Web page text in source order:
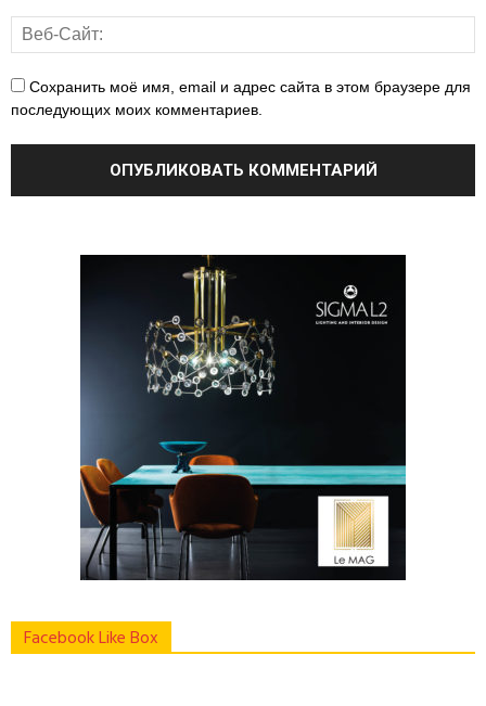
Сохранить моё имя, email и адрес сайта в этом браузере для
последующих моих комментариев.
Facebook Like Box